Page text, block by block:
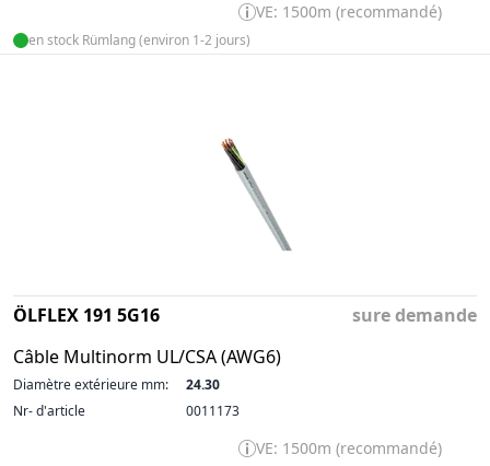
VE: 1500m (recommandé)
en stock Rümlang (environ 1-2 jours)
ÖLFLEX 191 5G16
Câble Multinorm UL/CSA (AWG6)
sure demande
Diamètre extérieure mm:
24.30
Nr- d'article
0011173
VE: 1500m (recommandé)